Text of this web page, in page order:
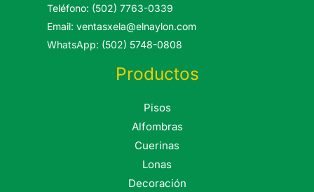
Teléfono: (502) 7763-0339
Email: ventasxela@elnaylon.com
WhatsApp: (502) 5748-0808
Productos
Pisos
Alfombras
Cuerinas
Lonas
Decoración